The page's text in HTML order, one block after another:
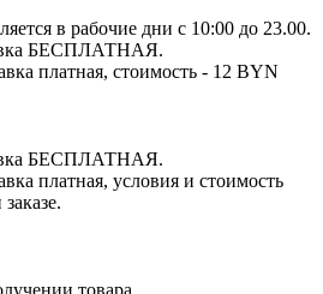
в рабочие дни с 10:00 до 23.00.
БЕСПЛАТНАЯ.
платная, стоимость - 12 BYN
БЕСПЛАТНАЯ.
платная, условия и стоимость
товара